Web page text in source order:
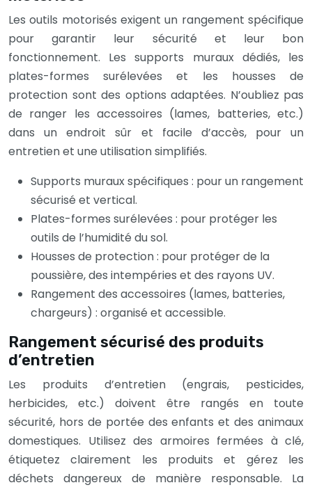
Les outils motorisés exigent un rangement spécifique
pour garantir leur sécurité et leur bon
fonctionnement. Les supports muraux dédiés, les
plates-formes surélevées et les housses de
protection sont des options adaptées. N’oubliez pas
de ranger les accessoires (lames, batteries, etc.)
dans un endroit sûr et facile d’accès, pour un
entretien et une utilisation simplifiés.
Supports muraux spécifiques : pour un rangement
sécurisé et vertical.
Plates-formes surélevées : pour protéger les
outils de l’humidité du sol.
Housses de protection : pour protéger de la
poussière, des intempéries et des rayons UV.
Rangement des accessoires (lames, batteries,
chargeurs) : organisé et accessible.
Rangement sécurisé des produits
d’entretien
Les produits d’entretien (engrais, pesticides,
herbicides, etc.) doivent être rangés en toute
sécurité, hors de portée des enfants et des animaux
domestiques. Utilisez des armoires fermées à clé,
étiquetez clairement les produits et gérez les
déchets dangereux de manière responsable. La